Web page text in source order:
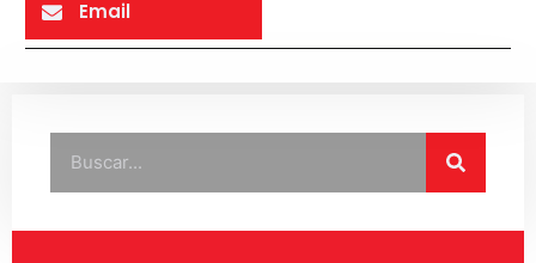
Email